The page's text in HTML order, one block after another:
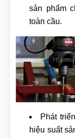
sản phẩm
toàn cầu.
Phát
hiệu suất